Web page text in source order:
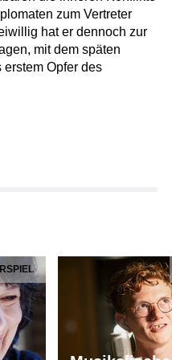
zum Vertreter
hat er dennoch zur
mit dem späten
Opfer des